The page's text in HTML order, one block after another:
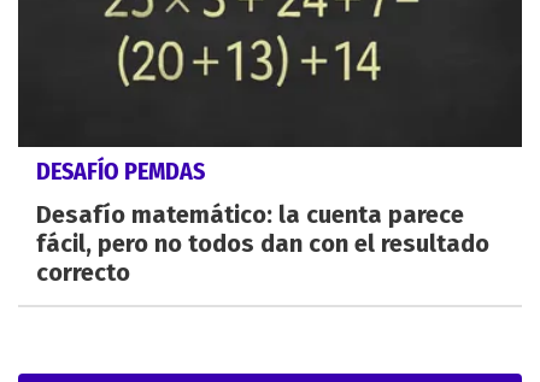
DESAFÍO PEMDAS
Desafío matemático: la cuenta parece
fácil, pero no todos dan con el resultado
correcto